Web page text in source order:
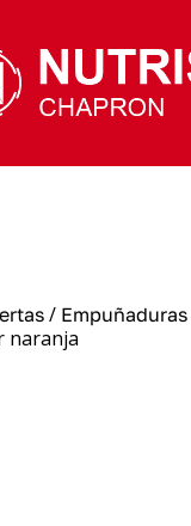
/ Empuñaduras
naranja